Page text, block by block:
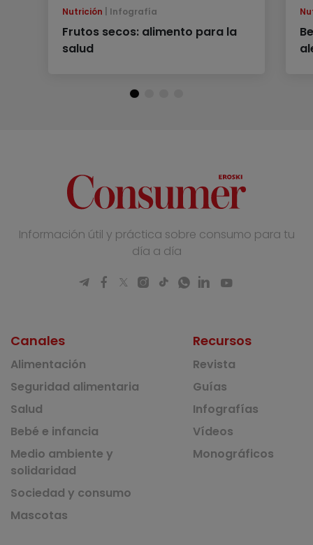
Nutrición Infografía
Frutos secos: alimento para la
salud
Información útil y práctica sobre consumo para tu
día a día
Canales
Alimentación
Seguridad alimentaria
Salud
Bebé e infancia
Medio ambiente y
solidaridad
Sociedad y consumo
Mascotas
Recursos
Revista
Guías
Infografías
Vídeos
Monográficos